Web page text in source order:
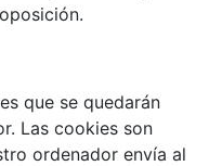
que se quedarán
Las cookies son
ordenador envía al